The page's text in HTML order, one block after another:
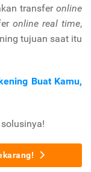
transfer online
online real time,
tujuan saat itu
Buat Kamu,